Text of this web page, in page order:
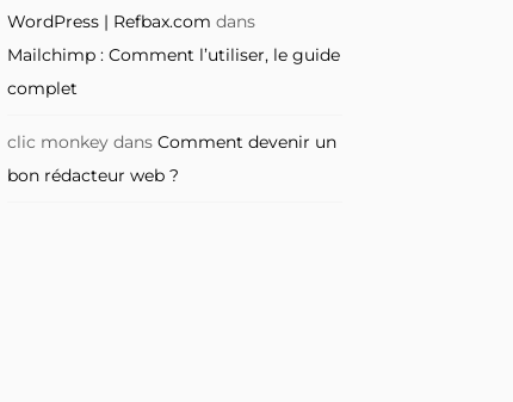
WordPress | Refbax.com dans
Mailchimp : Comment l’utiliser, le guide
complet
clic monkey dansComment devenir un
bon rédacteur web ?